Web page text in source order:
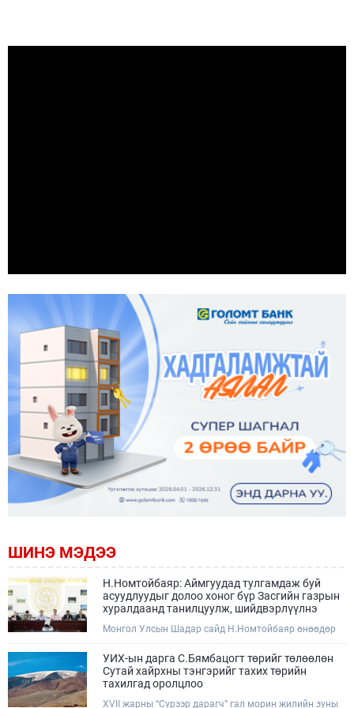
ШИНЭ МЭДЭЭ
Н.Номтойбаяр: Аймгуудад тулгамдаж буй
асуудлуудыг долоо хоног бүр Засгийн газрын
хуралдаанд танилцуулж, шийдвэрлүүлнэ
Монгол Улсын Шадар сайд Н.Номтойбаяр өнөөдөр
сайдын 10 дугаар албан даалгавар, Улсын Онцгой
комиссын даргын 3 дугаар тушаалын хүрээнд
Өмнөговь аймагт байгаль орчин, уул уурхайн 358
зөрчил илрүүлж, 200 гаруйг нь арилгуулаад байна.
УИХ-ын дарга С.Бямбацогт төрийг төлөөлөн
Сутай хайрхны тэнгэрийг тахих төрийн
тахилгад оролцлоо
XVII жарны “Сүрээр дарагч” гал морин жилийн зуны